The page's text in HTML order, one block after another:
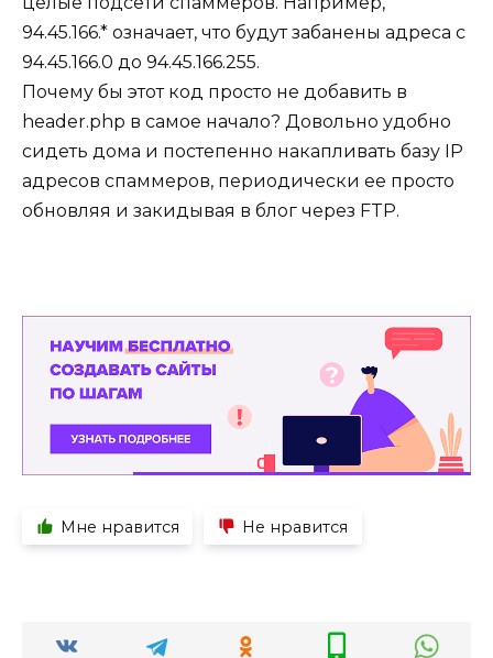
94.45.166.* означает, что будут забанены адреса с
94.45.166.0 до 94.45.166.255.
Почему бы этот код просто не добавить в
header.php в самое начало? Довольно удобно
сидеть дома и постепенно накапливать базу IP
адресов спаммеров, периодически ее просто
обновляя и закидывая в блог через FTP.
Мне нравится Не нравится